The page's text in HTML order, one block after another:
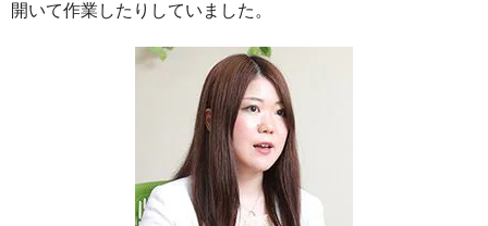
開いて作業したりしていました。